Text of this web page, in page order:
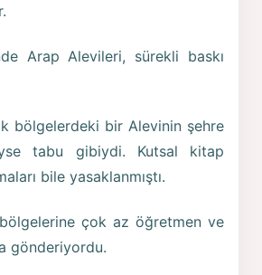
Arap Alevileri, sürekli baskı
bölgelerdeki bir Alevinin şehre
tabu gibiydi. Kutsal kitap
bile yasaklanmıştı.
bölgelerine çok az öğretmen ve
gönderiyordu.